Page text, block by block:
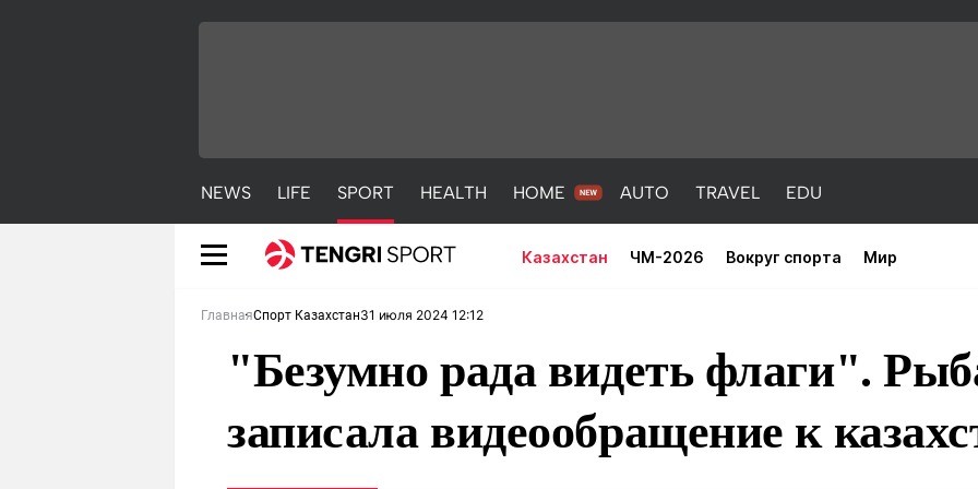
NEWS LIFE SPORT HEALTH HOME AUTO TRAVEL EDU
Казахстан ЧМ-2026 Вокруг спорта Мир
ГлавнаяСпорт Казахстан31 июля 2024 12:12
"Безумно рада видеть флаги".
записала видеообращение к